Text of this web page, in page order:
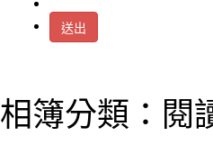
送出
相簿分類：閱